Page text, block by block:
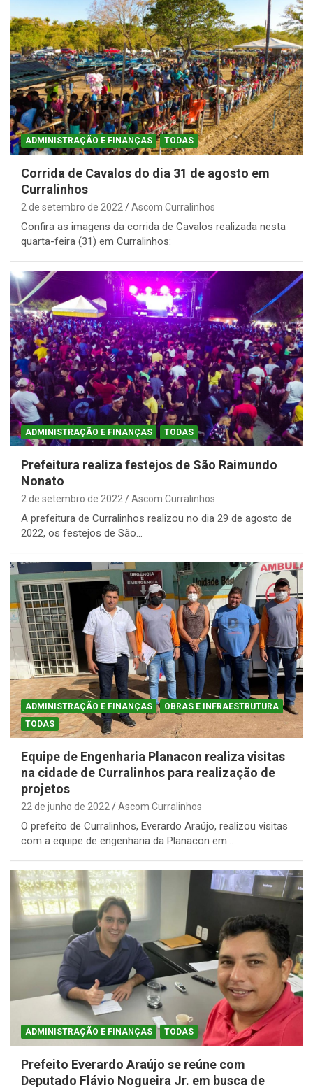
ADMINISTRAÇÃO E FINANÇAS TODAS
Corrida de Cavalos do dia 31 de agosto em
Curralinhos
2 de setembro de 2022 Ascom Curralinhos
Confira as imagens da corrida de Cavalos realizada nesta
quarta-feira (31) em Curralinhos:
ADMINISTRAÇÃO E FINANÇAS TODAS
Prefeitura realiza festejos de São Raimundo
Nonato
2 de setembro de 2022 Ascom Curralinhos
A prefeitura de Curralinhos realizou no dia 29 de agosto de
2022, os festejos de São…
ADMINISTRAÇÃO E FINANÇAS
OBRAS E INFRAESTRUTURA
TODAS
Equipe de Engenharia Planacon realiza visitas
na cidade de Curralinhos para realização de
projetos
22 de junho de 2022 Ascom Curralinhos
O prefeito de Curralinhos, Everardo Araújo, realizou visitas
com a equipe de engenharia da Planacon em…
ADMINISTRAÇÃO E FINANÇAS TODAS
Prefeito Everardo Araújo se reúne com
Deputado Flávio Nogueira Jr. em busca de